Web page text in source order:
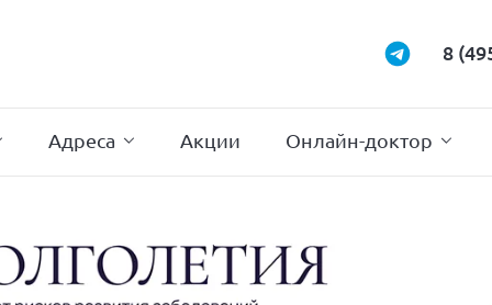
8
Нейрохирургия
Проктология
Психотерапия
Адреса Акции Онлайн-доктор